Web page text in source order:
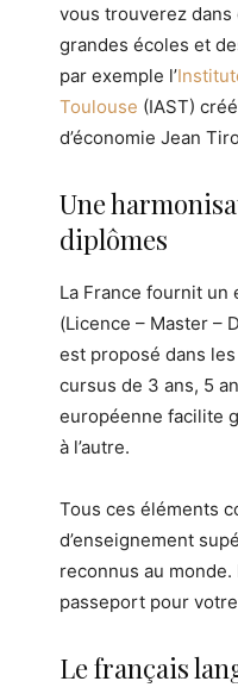
vous trouverez
grandes écoles et
par exemple l’
Toulouse (IAST)
d’économie Jean
Une
diplômes
La France fournit un
(Licence – Master –
est proposé dans
cursus de 3 ans, 5
européenne facilite
à l’autre.
Tous ces éléments
d’enseignement
reconnus au
passeport pour
Le français